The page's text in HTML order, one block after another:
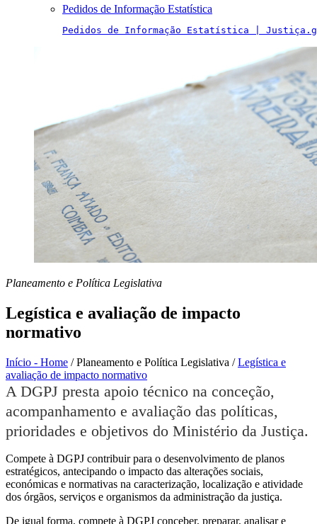
Pedidos de Informação Estatística
Pedidos de Informação Estatística |
Planeamento e Política Legislativa
Legística e avaliação de impacto
normativo
Início - Home /Planeamento e Política Legislativa /Legística e
avaliação de impacto normativo
A DGPJ presta apoio técnico na conceção,
acompanhamento e avaliação das políticas,
prioridades e objetivos do Ministério da Justiça.
Compete à DGPJ contribuir para o desenvolvimento de planos
estratégicos, antecipando o impacto das alterações sociais,
económicas e normativas na caracterização, localização e atividade
dos órgãos, serviços e organismos da administração da justiça.
De igual forma, compete à DGPJ conceber, preparar, analisar e